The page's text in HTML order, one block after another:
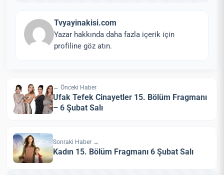
Tvyayinakisi.com
Yazar hakkında daha fazla içerik için
profiline göz atın.
← Önceki Haber
Ufak Tefek Cinayetler 15. Bölüm Fragmanı
– 6 Şubat Salı
Sonraki Haber →
Kadın 15. Bölüm Fragmanı 6 Şubat Salı